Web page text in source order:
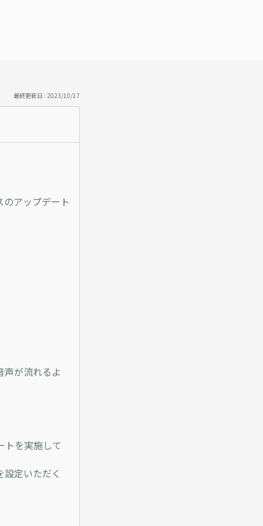
最終更新日 : 2023/10/17
アップデート
声が流れるよ
トを実施して
定いただく